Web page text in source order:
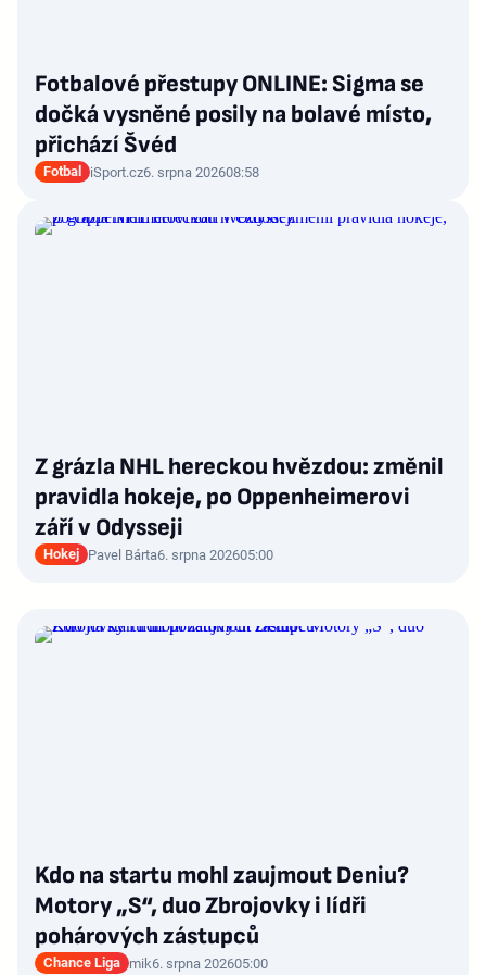
Fotbalové přestupy ONLINE: Sigma se
dočká vysněné posily na bolavé místo,
přichází Švéd
Fotbal iSport.cz6. srpna 202608:58
Z grázla NHL hereckou hvězdou: změnil
pravidla hokeje, po Oppenheimerovi
září v Odysseji
Hokej Pavel Bárta6. srpna 202605:00
Kdo na startu mohl zaujmout Deniu?
Motory „S“, duo Zbrojovky i lídři
pohárových zástupců
Chance Liga mik6. srpna 202605:00